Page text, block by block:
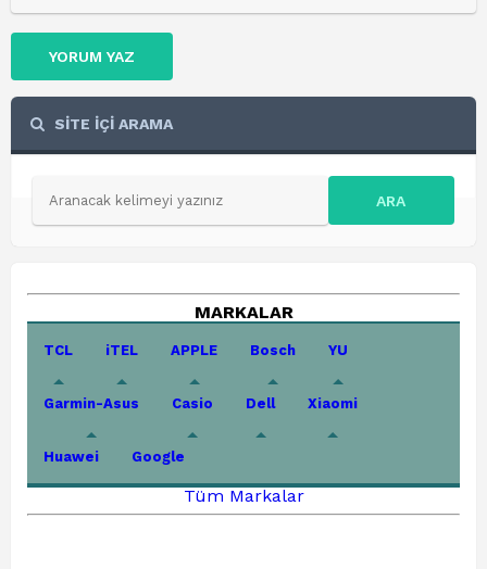
YORUM YAZ
SİTE İÇİ ARAMA
ARA
MARKALAR
TCL iTEL APPLE Bosch YU
Garmin-Asus Casio Dell Xiaomi
Huawei Google
Tüm Markalar